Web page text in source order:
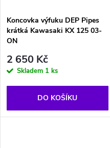
ů
Koncovka výfuku DEP Pipes
krátká Kawasaki KX 125 03-
ON
2 650 Kč
Skladem 1 ks
DO KOŠÍKU